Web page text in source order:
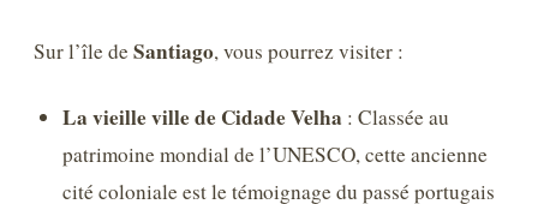
Sur l’île de Santiago, vous pourrez visiter :
La vieille ville de Cidade Velha : Classée au
patrimoine mondial de l’UNESCO, cette ancienne
cité coloniale est le témoignage du passé portugais